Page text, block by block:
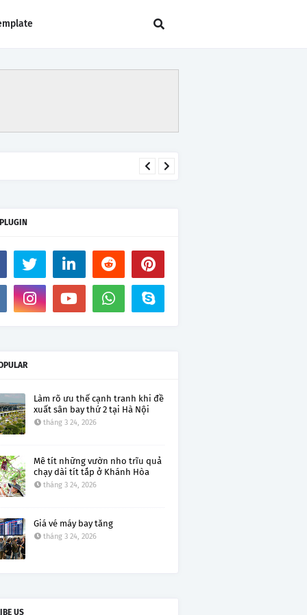
Làm rõ ưu thế cạnh tranh khi đề
xuất sân bay thứ 2 tại Hà Nội
tháng 3 24, 2026
Mê tít những vườn nho trĩu quả
chạy dài tít tắp ở Khánh Hòa
tháng 3 24, 2026
Giá vé máy bay tăng
tháng 3 24, 2026
US